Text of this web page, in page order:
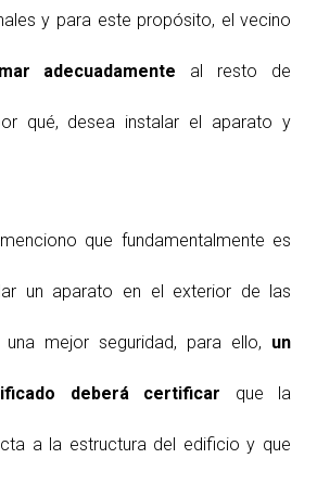
y para este propósito, el vecino
adecuadamente al resto de
qué, desea instalar el aparato y
que fundamentalmente es
un aparato en el exterior de las
mejor seguridad, para ello, un
deberá certificar que la
a la estructura del edificio y que